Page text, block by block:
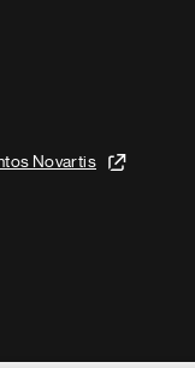
Novartis